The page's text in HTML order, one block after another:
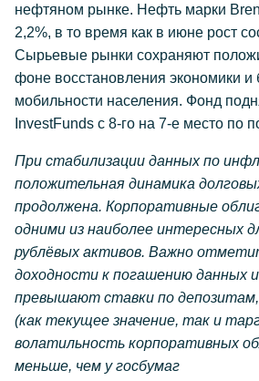
нефтяном рынке. Нефть марки
2,2%, в то время как в июне рост
Сырьевые рынки сохраняют
фоне восстановления экономики и
мобильности населения. Фонд
InvestFunds с 8-го на 7-е место по
При стабилизации данных по
положительная динамика
продолжена. Корпоративные
одними из наиболее интересных
рублёвых активов. Важно
доходности к погашению данных
превышают ставки по
(как текущее значение, так и
волатильность корпоративных
меньше, чем у госбумаг